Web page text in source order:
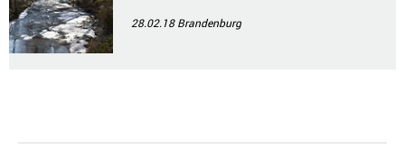
28.02.18Brandenburg